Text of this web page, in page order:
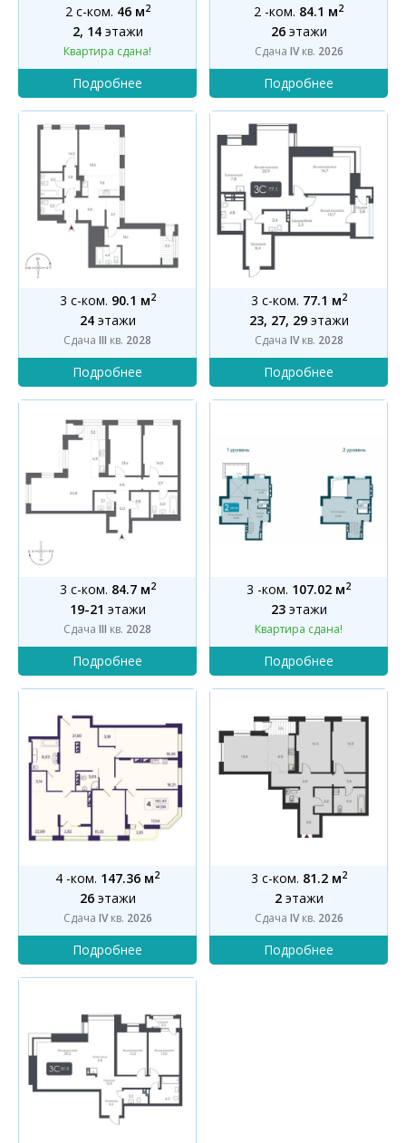
2 с-ком. 46 м2
2, 14этажи
Квартира сдана!
2 -ком. 84.1 м2
26этажи
Сдача IVкв. 2026
3 с-ком. 90.1 м2
24этажи
Сдача III кв. 2028
3 с-ком. 77.1 м2
23, 27, 29этажи
Сдача IVкв. 2028
3 с-ком. 84.7 м2
19-21 этажи
Сдача III кв. 2028
3 -ком. 107.02 м2
23этажи
Квартира сдана!
4 -ком. 147.36 м2
26этажи
Сдача IVкв. 2026
3 с-ком. 81.2 м2
2этажи
Сдача IVкв. 2026